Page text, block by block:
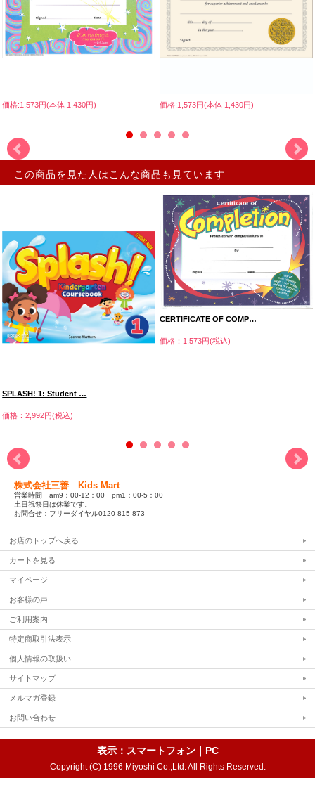
価格:1,573円(本体 1,430円) 価格:1,573円(本体 1,430円)
この商品を見た人はこんな商品も見ています
SPLASH! 1: Student …
価格：2,992円(税込)
CERTIFICATE OF COMP…
価格：1,573円(税込)
株式会社三善 Kids Mart
営業時間 am9：00-12：00 pm1：00-5：00
土日祝祭日は休業です。
お問合せ：フリーダイヤル0120-815-873
お店のトップへ戻る
カートを見る
マイページ
お客様の声
ご利用案内
特定商取引法表示
個人情報の取扱い
サイトマップ
メルマガ登録
お問い合わせ
表示：スマートフォン｜ PC
Copyright (C) 1996 Miyoshi Co.,Ltd. All Rights Reserved.